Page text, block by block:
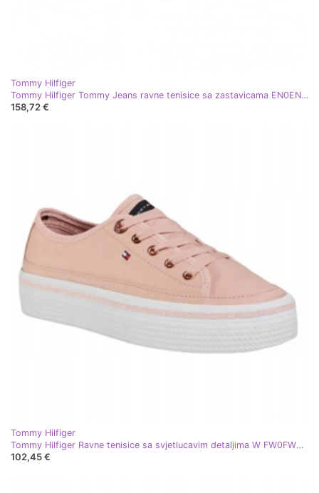
Tommy Hilfiger
Tommy Hilfiger Tommy Jeans ravne tenisice sa zastavicama EN0EN00944-YBR bijela
158,72 €
Tommy Hilfiger
Tommy Hilfiger Ravne tenisice sa svjetlucavim detaljima W FW0FW05013 ružičasta
102,45 €